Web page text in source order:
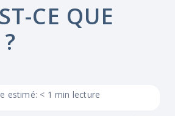
CE QUE
estimé: < 1 min lecture